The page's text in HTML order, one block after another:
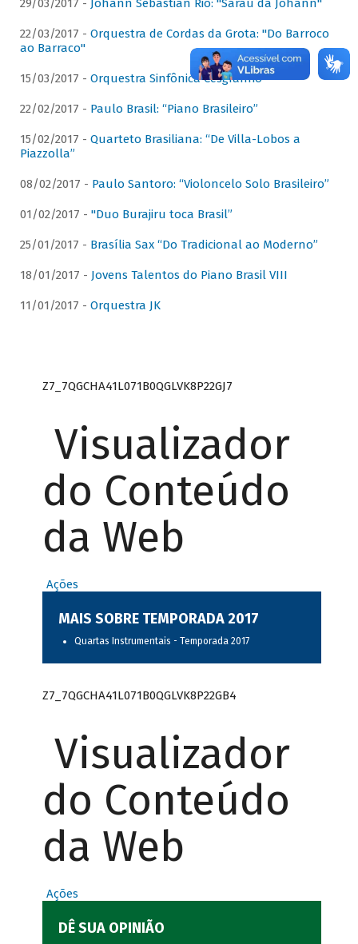
29/03/2017 - Johann Sebastian Rio: "Sarau da Johann"
22/03/2017 - Orquestra de Cordas da Grota: "Do Barroco
ao Barraco"
15/03/2017 - Orquestra Sinfônica Cesgranrio
22/02/2017 - Paulo Brasil: “Piano Brasileiro”
15/02/2017 - Quarteto Brasiliana: “De Villa-Lobos a
Piazzolla”
08/02/2017 - Paulo Santoro: “Violoncelo Solo Brasileiro”
01/02/2017 - "Duo Burajiru toca Brasil”
25/01/2017 - Brasília Sax “Do Tradicional ao Moderno”
18/01/2017 - Jovens Talentos do Piano Brasil VIII
11/01/2017 - Orquestra JK
Z7_7QGCHA41L071B0QGLVK8P22GJ7
Visualizador
do Conteúdo
da Web
Ações
MAIS SOBRE TEMPORADA 2017
Quartas Instrumentais - Temporada 2017
Z7_7QGCHA41L071B0QGLVK8P22GB4
Visualizador
do Conteúdo
da Web
Ações
DÊ SUA OPINIÃO